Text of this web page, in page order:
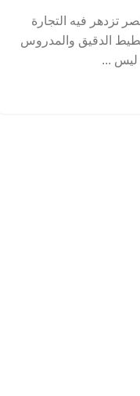
تزدهر فيه التجارة
الدقيق والمدروس
ليس ...